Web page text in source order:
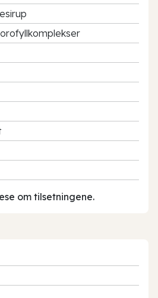
om tilsetningene.